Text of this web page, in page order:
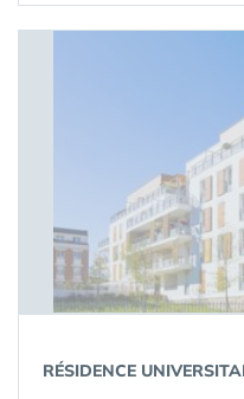
RÉSIDENCE